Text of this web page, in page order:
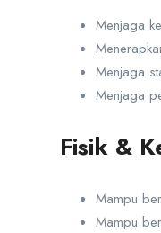
Menjaga
Menjaga
Menjaga
Fisik &
Mampu
Mampu